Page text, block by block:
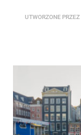
UTWORZONE PRZEZ